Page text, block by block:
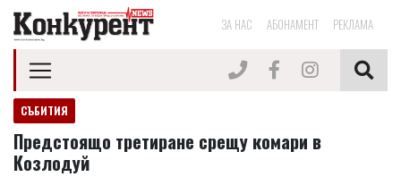
ЗА НАС АБОНАМЕНТ РЕКЛАМА
СЪБИТИЯ
Предстоящо третиране срещу комари в
Козлодуй